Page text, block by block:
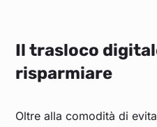
Il trasloco
risparmiare
Oltre alla comodità di